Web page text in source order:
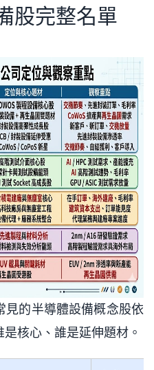
股完整名單
見的半導體設備概念股依
核心、誰是延伸題材。